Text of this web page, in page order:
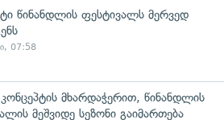
წინანდლის ფესტივალს მერვედ
07:58
მხარდაჭერით, წინანდლის
მეშვიდე სეზონი გაიმართება